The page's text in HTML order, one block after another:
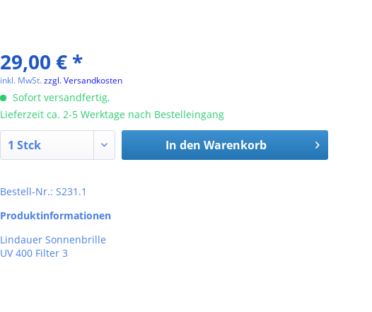
29,00 € *
inkl. MwSt.zzgl. Versandkosten
Sofort versandfertig,
Lieferzeit ca. 2-5 Werktage nach Bestelleingang
In den Warenkorb
Bestell-Nr.: S231.1
Produktinformationen
Lindauer Sonnenbrille
UV 400 Filter 3